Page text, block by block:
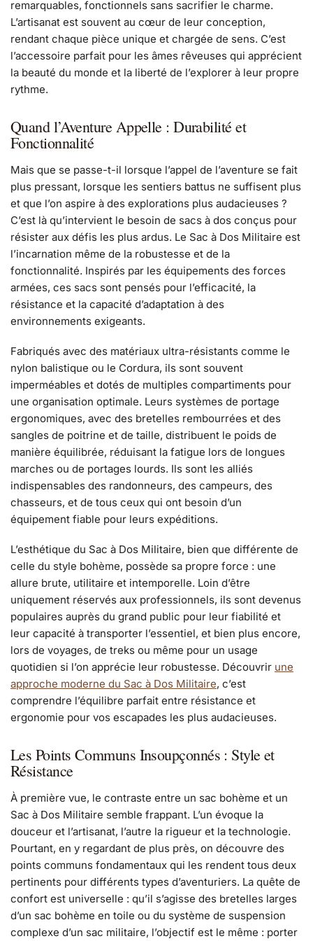
remarquables, fonctionnels sans sacrifier le charme.
L’artisanat est souvent au cœur de leur conception,
rendant chaque pièce unique et chargée de sens. C’est
l’accessoire parfait pour les âmes rêveuses qui apprécient
la beauté du monde et la liberté de l’explorer à leur propre
rythme.
Quand l’Aventure Appelle : Durabilité et
Fonctionnalité
Mais que se passe-t-il lorsque l’appel de l’aventure se fait
plus pressant, lorsque les sentiers battus ne suffisent plus
et que l’on aspire à des explorations plus audacieuses ?
C’est là qu’intervient le besoin de sacs à dos conçus pour
résister aux défis les plus ardus. Le Sac à Dos Militaire est
l’incarnation même de la robustesse et de la
fonctionnalité. Inspirés par les équipements des forces
armées, ces sacs sont pensés pour l’efficacité, la
résistance et la capacité d’adaptation à des
environnements exigeants.
Fabriqués avec des matériaux ultra-résistants comme le
nylon balistique ou le Cordura, ils sont souvent
imperméables et dotés de multiples compartiments pour
une organisation optimale. Leurs systèmes de portage
ergonomiques, avec des bretelles rembourrées et des
sangles de poitrine et de taille, distribuent le poids de
manière équilibrée, réduisant la fatigue lors de longues
marches ou de portages lourds. Ils sont les alliés
indispensables des randonneurs, des campeurs, des
chasseurs, et de tous ceux qui ont besoin d’un
équipement fiable pour leurs expéditions.
L’esthétique du Sac à Dos Militaire, bien que différente de
celle du style bohème, possède sa propre force : une
allure brute, utilitaire et intemporelle. Loin d’être
uniquement réservés aux professionnels, ils sont devenus
populaires auprès du grand public pour leur fiabilité et
leur capacité à transporter l’essentiel, et bien plus encore,
lors de voyages, de treks ou même pour un usage
quotidien si l’on apprécie leur robustesse. Découvrir une
approche moderne du Sac à Dos Militaire, c’est
comprendre l’équilibre parfait entre résistance et
ergonomie pour vos escapades les plus audacieuses.
Les Points Communs Insoupçonnés : Style et
Résistance
À première vue, le contraste entre un sac bohème et un
Sac à Dos Militaire semble frappant. L’un évoque la
douceur et l’artisanat, l’autre la rigueur et la technologie.
Pourtant, en y regardant de plus près, on découvre des
points communs fondamentaux qui les rendent tous deux
pertinents pour différents types d’aventuriers. La quête de
confort est universelle : qu’il s’agisse des bretelles larges
d’un sac bohème en toile ou du système de suspension
complexe d’un sac militaire, l’objectif est le même : porter